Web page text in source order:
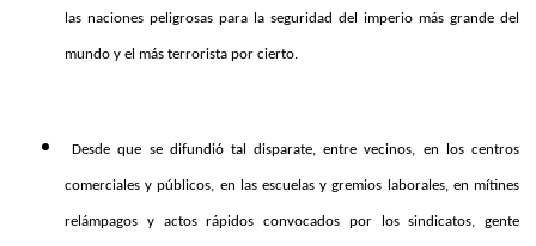
las naciones peligrosas para la seguridad del imperio más grande del
mundo y el más terrorista por cierto.
Desde que se difundió tal disparate, entre vecinos, en los centros
comerciales y públicos, en las escuelas y gremios laborales, en mítines
relámpagos y actos rápidos convocados por los sindicatos, gente